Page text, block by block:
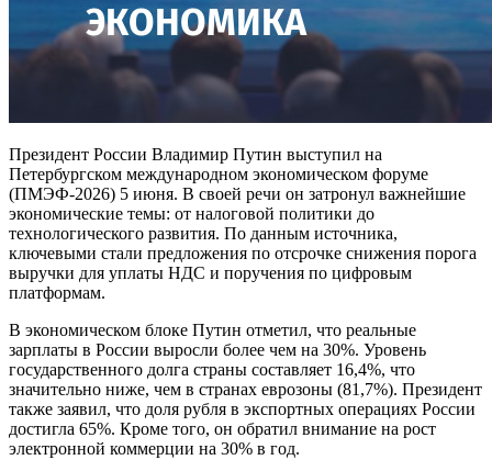
Президент России Владимир Путин выступил на
Петербургском международном экономическом форуме
(ПМЭФ-2026) 5 июня. В своей речи он затронул важнейшие
экономические темы: от налоговой политики до
технологического развития. По данным источника,
ключевыми стали предложения по отсрочке снижения порога
выручки для уплаты НДС и поручения по цифровым
платформам.
В экономическом блоке Путин отметил, что реальные
зарплаты в России выросли более чем на 30%. Уровень
государственного долга страны составляет 16,4%, что
значительно ниже, чем в странах еврозоны (81,7%). Президент
также заявил, что доля рубля в экспортных операциях России
достигла 65%. Кроме того, он обратил внимание на рост
электронной коммерции на 30% в год.